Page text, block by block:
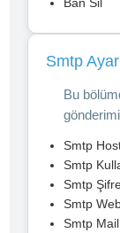
Ban Sil
Smtp
Bu
Smtp
Smtp
Smtp
Smtp
Smtp Mail